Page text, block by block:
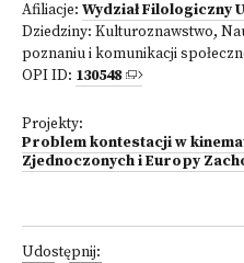
Afiliacje: Wydział Filologiczny
Dziedziny: Kulturoznawstwo,
poznaniu i komunikacji
OPI ID: 130548
Projekty:
Problem kontestacji w
Zjednoczonych i Europy
Udostępnij: